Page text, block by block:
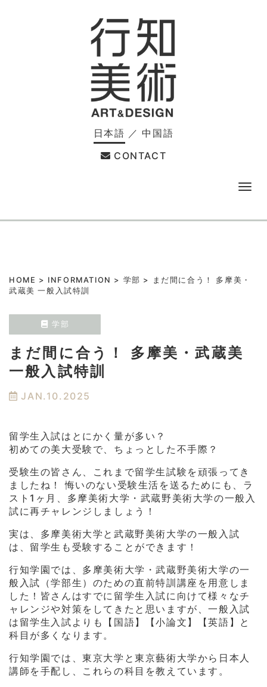
日本語 ／ 中国語
CONTACT
メ
HOME > INFORMATION > 学部 >
まだ間に合う！ 多摩美・
武蔵美 一般入試特訓
学部
まだ間に合う！ 多摩美・武蔵美
一般入試特訓
JAN.10.2025
留学生入試はとにかく量が多い？
初めての美大受験で、ちょっとした不手際？
受験生の皆さん、これまで留学生試験を頑張ってき
ましたね！ 悔いのない受験生活を送るためにも、ラ
スト1ヶ月、多摩美術大学・武蔵野美術大学の一般入
試に再チャレンジしましょう！
実は、多摩美術大学と武蔵野美術大学の一般入試
は、留学生も受験することができます！
行知学園では、多摩美術大学・武蔵野美術大学の一
般入試（学部生）のための直前特訓講座を用意しま
した！皆さんはすでに留学生入試に向けて様々なチ
ャレンジや対策をしてきたと思いますが、一般入試
は留学生入試よりも【国語】【小論文】【英語】と
科目が多くなります。
行知学園では、東京大学と東京藝術大学から日本人
講師を手配し、これらの科目を教えています。